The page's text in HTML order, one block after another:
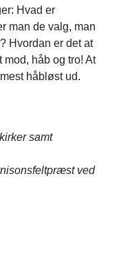
Hvad er
man de valg, man
Hvordan er det at
håb og tro! At
håbløst ud.
samt
ved